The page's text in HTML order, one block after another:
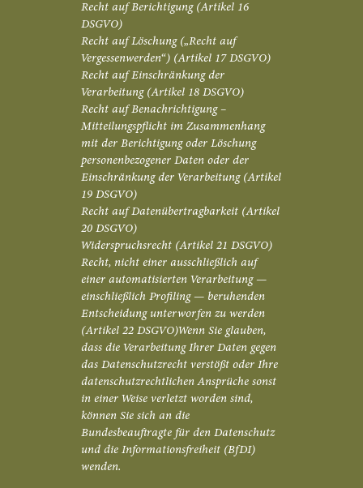
Recht auf Berichtigung (Artikel 16
DSGVO)
Recht auf Löschung („Recht auf
Vergessenwerden“) (Artikel 17 DSGVO)
Recht auf Einschränkung der
Verarbeitung (Artikel 18 DSGVO)
Recht auf Benachrichtigung –
Mitteilungspflicht im Zusammenhang
mit der Berichtigung oder Löschung
personenbezogener Daten oder der
Einschränkung der Verarbeitung (Artikel
19 DSGVO)
Recht auf Datenübertragbarkeit (Artikel
20 DSGVO)
Widerspruchsrecht (Artikel 21 DSGVO)
Recht, nicht einer ausschließlich auf
einer automatisierten Verarbeitung —
einschließlich Profiling — beruhenden
Entscheidung unterworfen zu werden
(Artikel 22 DSGVO)Wenn Sie glauben,
dass die Verarbeitung Ihrer Daten gegen
das Datenschutzrecht verstößt oder Ihre
datenschutzrechtlichen Ansprüche sonst
in einer Weise verletzt worden sind,
können Sie sich an die
Bundesbeauftragte für den Datenschutz
und die Informationsfreiheit (BfDI)
wenden.